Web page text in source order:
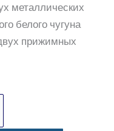
металлических
белого чугуна
прижимных